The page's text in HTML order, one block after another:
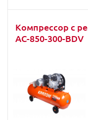
Компрессор с
AC-850-300-BDV